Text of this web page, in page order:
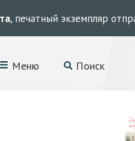
, печатный экземпляр
Меню Поиск